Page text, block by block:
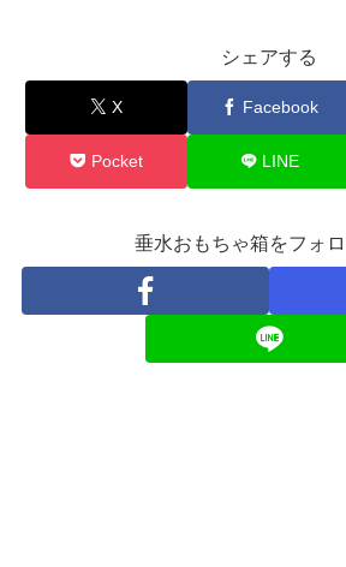
シェアする
X Facebook
Pocket LINE
垂水おもちゃ箱をフォ